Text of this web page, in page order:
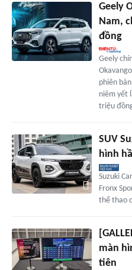
Geely
Nam,
đồng
Geely
phiên
niêm yết
triệu
SUV
hình
Suzuki
Fronx
thể thao
màn
tiên